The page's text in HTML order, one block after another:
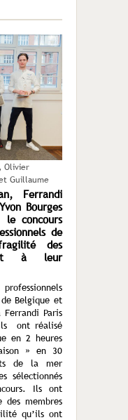
Olivier
Guillaume
Ferrandi
Bourges
concours
de
des
et à leur
Belgique et
Ferrandi Paris
ont réalisé
en 2 heures
» en 30
de la mer
sélectionnés
Ils ont
des membres
qu’ils ont